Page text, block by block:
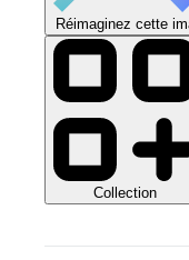
Réimaginez cette
Collection